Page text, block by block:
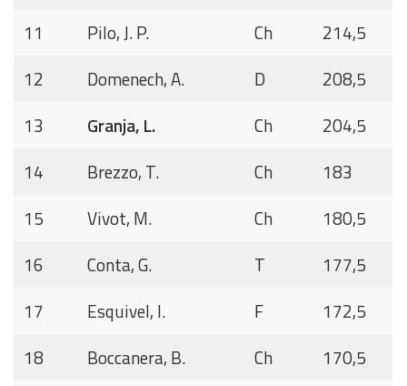
11
Pilo, J. P. Ch
214,5
12
Domenech, A. D
208,5
13
Granja, L. Ch
204,5
14
Brezzo, T. Ch
183
15
Vivot, M. Ch
180,5
16
Conta, G. T
177,5
17
Esquivel, I. F
172,5
18
Boccanera, B. Ch
170,5